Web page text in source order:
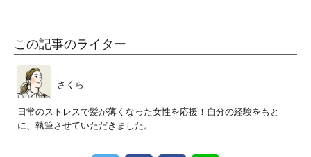
この記事のライター
さくら
日常のストレスで髪が薄くなった女性を応援！自分の経験をもと
に、執筆させていただきました。